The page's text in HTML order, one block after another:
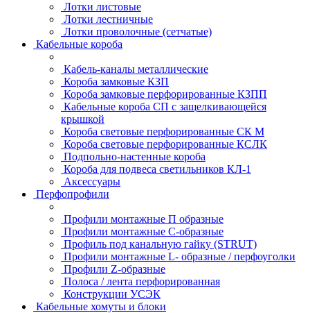
Лотки листовые
Лотки лестничные
Лотки проволочные (сетчатые)
Кабельные короба
Кабель-каналы металлические
Короба замковые КЗП
Короба замковые перфорированные КЗПП
Кабельные короба СП с защелкивающейся
крышкой
Короба световые перфорированные СК М
Короба световые перфорированные КСЛК
Подпольно-настенные короба
Короба для подвеса светильников КЛ-1
Аксессуары
Перфопрофили
Профили монтажные П образные
Профили монтажные C-образные
Профиль под канальную гайку (STRUT)
Профили монтажные L- образные / перфоуголки
Профили Z-образные
Полоса / лента перфорированная
Конструкции УСЭК
Кабельные хомуты и блоки